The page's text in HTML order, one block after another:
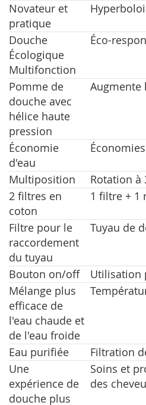
Novateur et
pratique
Douche
Écologique
Multifonction
Éco-
Pomme de
douche avec
hélice haute
pression
Augmente
Économie
d'eau
Multiposition
Rotation à
2 filtres en
coton
1 filtre + 1
Filtre pour le
raccordement
du tuyau
Tuyau de
Bouton on/off
Utilisation
Mélange plus
efficace de
l'eau chaude et
de l'eau froide
Eau purifiée
Filtration
Une
expérience de
douche plus
Soins et
des